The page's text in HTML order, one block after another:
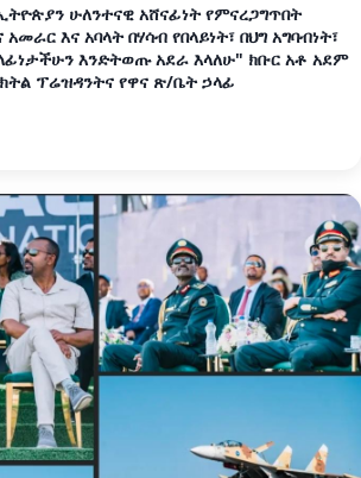
ሁለንተናዊ አሸናፊነት የምናረጋግጥበት
እና አባላት በሃሳብ የበላይነት፣ በህግ አግባብነት፣
እንድትወጡ አደራ እላለሁ" ክቡር አቶ አደም
ፕሬዝዳንትና የዋና ጽ/ቤት ኃላፊ